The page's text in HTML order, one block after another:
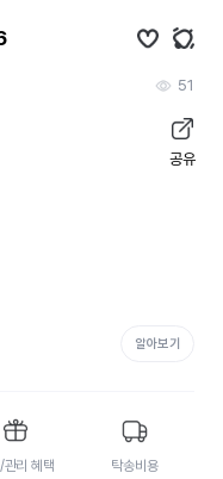
51
공유
알아보기
관리 혜택 탁송비용